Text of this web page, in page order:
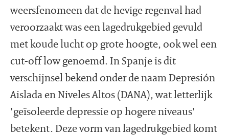
weersfenomeen dat de hevige regenval had
veroorzaakt was een lagedrukgebied gevuld
met koude lucht op grote hoogte, ook wel een
cut-off low genoemd. In Spanje is dit
verschijnsel bekend onder de naam Depresión
Aislada en Niveles Altos (DANA), wat letterlijk
'geïsoleerde depressie op hogere niveaus'
betekent. Deze vorm van lagedrukgebied komt